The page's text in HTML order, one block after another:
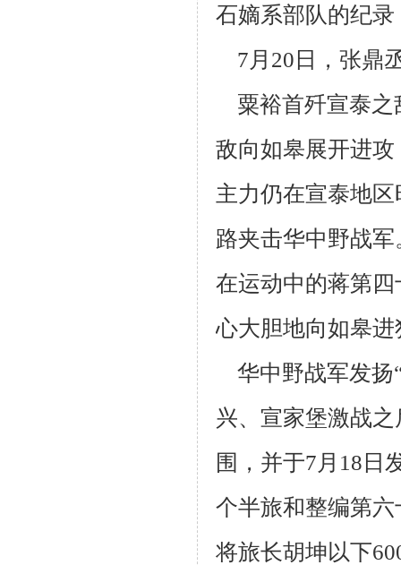
石嫡系部队的纪录
7月20日，张鼎
粟裕首歼宣泰之
敌向如皋展开进
主力仍在宣泰地区
路夹击华中野战
在运动中的蒋第
心大胆地向如皋进
华中野战军发扬
兴、宣家堡激战
围，并于7月18日
个半旅和整编第六
将旅长胡坤以下